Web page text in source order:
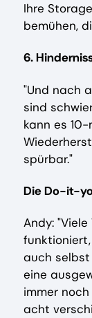
Ihre
bemühen,
6.
"Und nach
sind
kann es
spürbar."
Die Do-it-
Andy:
auch
eine
immer
acht